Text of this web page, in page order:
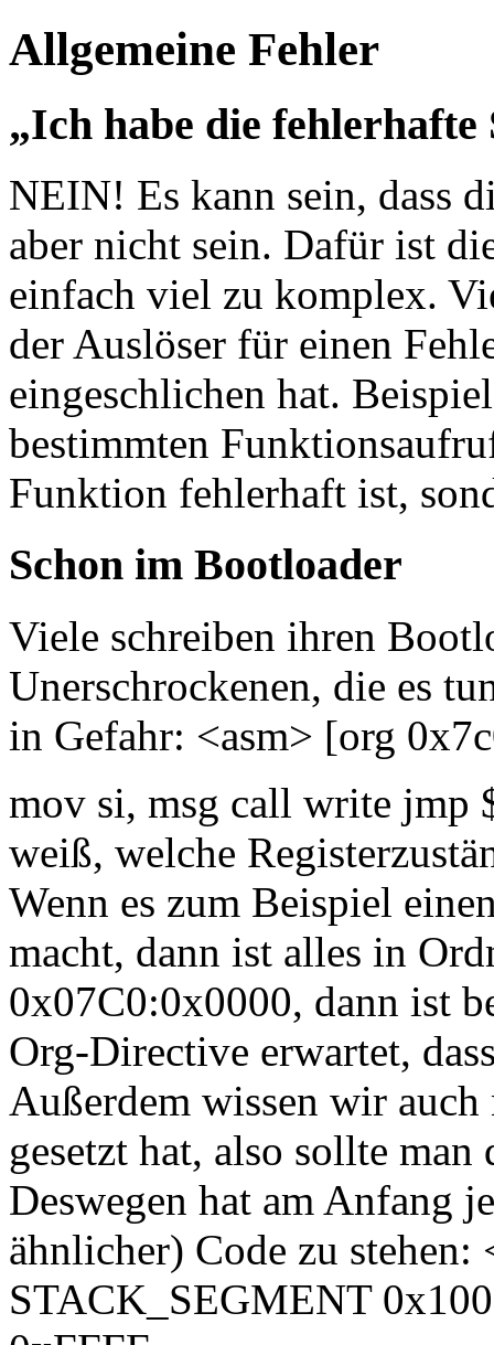
Allgemeine Fehler
„Ich habe die fehlerhafte
NEIN! Es kann sein, dass
aber nicht sein. Dafür ist
einfach viel zu komplex.
der Auslöser für einen
eingeschlichen hat.
bestimmten
Funktion fehlerhaft ist,
Schon im Bootloader
Viele schreiben ihren
Unerschrockenen, die es
in Gefahr: <asm> [org
mov si, msg call write jmp
weiß, welche
Wenn es zum Beispiel
macht, dann ist alles in
0x07C0:0x0000, dann ist
Org-Directive erwartet,
Außerdem wissen wir
gesetzt hat, also sollte
Deswegen hat am Anfang
ähnlicher) Code zu stehen:
STACK_SEGMENT